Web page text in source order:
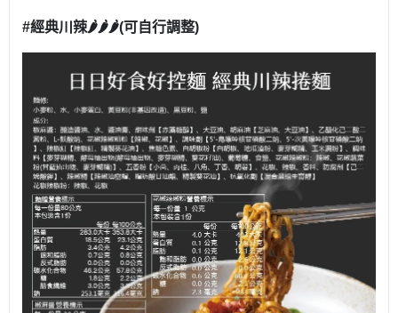
#經典川辣🌶️🌶️🌶️(可自行調整)